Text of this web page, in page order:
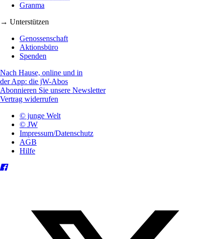
Granma
→ Unterstützen
Genossenschaft
Aktionsbüro
Spenden
Nach Hause, online und in
der App: die jW-Abos
Abonnieren Sie unsere Newsletter
Vertrag widerrufen
© junge Welt
© JW
Impressum/Datenschutz
AGB
Hilfe